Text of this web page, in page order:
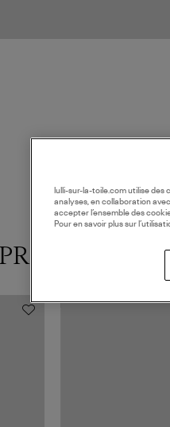
lulli-sur-la-toile.com utilise des
analyses, en collaboration
accepter l’ensemble des
Pour en savoir plus sur